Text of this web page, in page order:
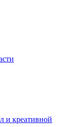
и креативной